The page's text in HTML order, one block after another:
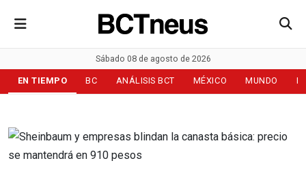
Sábado 08 de agosto de 2026
EN TIEMPO BC ANÁLISIS BCT MÉXICO MUNDO